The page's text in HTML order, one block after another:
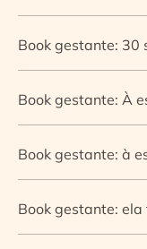
Book gestante: 30
Book gestante: À
Book gestante: à
Book gestante: